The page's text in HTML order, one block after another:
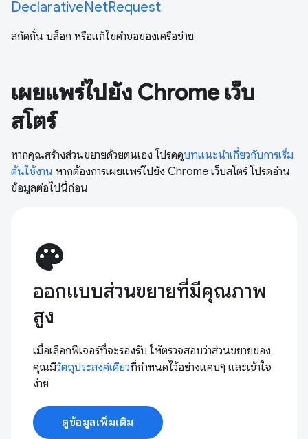
DeclarativeNetRequest
สกัดกั้น บล็อก หรือแก้ไขคำขอของเครือข่าย
เผยแพร่ไปยัง Chrome เว็บ
สโตร์
หากคุณสร้างส่วนขยายด้วยตนเอง โปรดดูบทแนะนำเกี่ยวกับการเริ่ม
ต้นใช้งาน หากต้องการเผยแพร่ไปยัง Chrome เว็บสโตร์ โปรดอ่าน
ข้อมูลต่อไปนี้ก่อน
palette
ออกแบบส่วนขยายที่มีคุณภาพ
สูง
เมื่อเลือกฟีเจอร์ที่จะรองรับ ให้ตรวจสอบว่าส่วนขยายของ
คุณมีวัตถุประสงค์เดียวที่กําหนดไว้อย่างแคบๆ และเข้าใจ
ง่าย
ดูข้อมูลเพิ่มเติม